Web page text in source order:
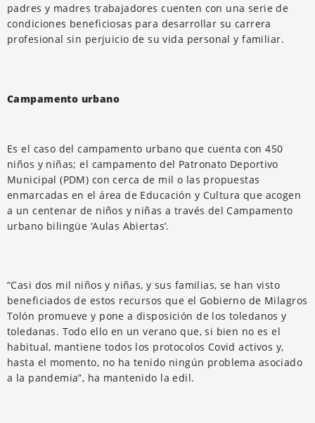
padres y madres trabajadores cuenten con una serie de
condiciones beneficiosas para desarrollar su carrera
profesional sin perjuicio de su vida personal y familiar.
Campamento urbano
Es el caso del campamento urbano que cuenta con 450
niños y niñas; el campamento del Patronato Deportivo
Municipal (PDM) con cerca de mil o las propuestas
enmarcadas en el área de Educación y Cultura que acogen
a un centenar de niños y niñas a través del Campamento
urbano bilingüe ‘Aulas Abiertas’.
“Casi dos mil niños y niñas, y sus familias, se han visto
beneficiados de estos recursos que el Gobierno de Milagros
Tolón promueve y pone a disposición de los toledanos y
toledanas. Todo ello en un verano que, si bien no es el
habitual, mantiene todos los protocolos Covid activos y,
hasta el momento, no ha tenido ningún problema asociado
a la pandemia”, ha mantenido la edil.